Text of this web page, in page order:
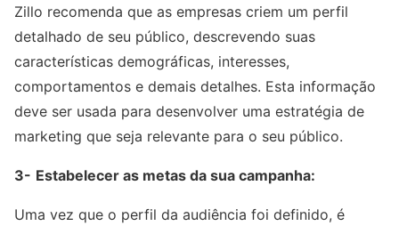
Zillo recomenda que as empresas criem um perfil
detalhado de seu público, descrevendo suas
características demográficas, interesses,
comportamentos e demais detalhes. Esta informação
deve ser usada para desenvolver uma estratégia de
marketing que seja relevante para o seu público.
3- Estabelecer as metas da sua campanha:
Uma vez que o perfil da audiência foi definido, é